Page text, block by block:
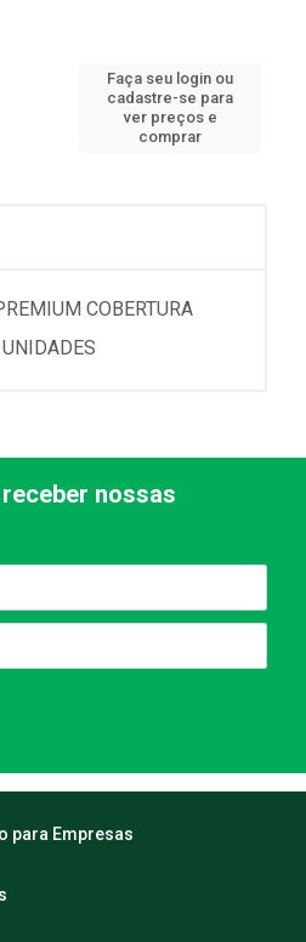
Faça seu login ou
cadastre-se para
ver preços e
comprar
COBERTURA
nossas
para Empresas